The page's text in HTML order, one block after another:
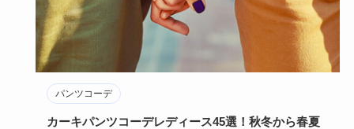
パンツコーデ
カーキパンツコーデレディース45選！秋冬から春夏